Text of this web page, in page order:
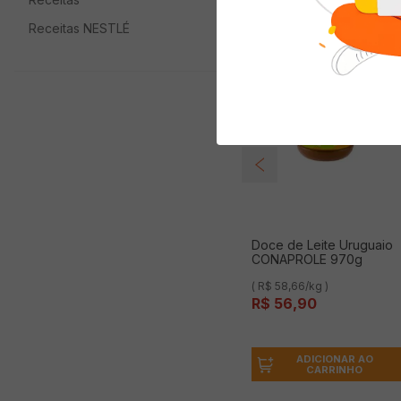
Receitas NESTLÉ
Doce de Leite Uruguaio
CONAPROLE 970g
( R$ 58,66/kg )
R$ 56,90
ADICIONAR AO
CARRINHO